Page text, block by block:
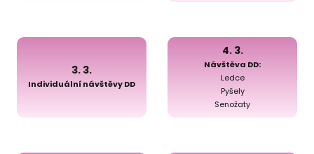
3. 3.
Individuální návštěvy DD
4. 3.
Návštěva DD:
Ledce
Pyšely
Senožaty